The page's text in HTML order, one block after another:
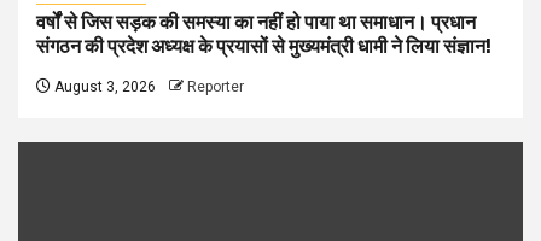
वर्षों से जिस सड़क की समस्या का नहीं हो पाया था समाधान। प्रधान
संगठन की प्रदेश अध्यक्ष के प्रयासों से मुख्यमंत्री धामी ने लिया संज्ञान!
August 3, 2026 Reporter